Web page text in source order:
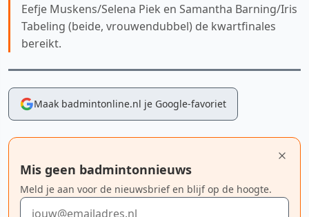
Eefje Muskens/Selena Piek en Samantha Barning/Iris
Tabeling (beide, vrouwendubbel) de kwartfinales
bereikt.
Maak badmintonline.nl je Google-favoriet
Mis geen badmintonnieuws
Meld je aan voor de nieuwsbrief en blijf op de hoogte.
E-mailadres